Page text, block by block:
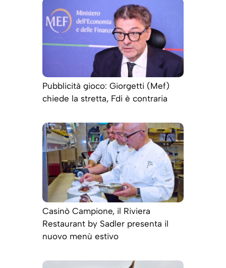
Pubblicità gioco: Giorgetti (Mef)
chiede la stretta, Fdi è contraria
Casinò Campione, il Riviera
Restaurant by Sadler presenta il
nuovo menù estivo